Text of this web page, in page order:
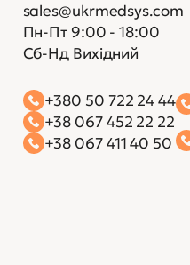
sales@ukrmedsys.com
Пн-Пт 9:00 - 18:00
Сб-Нд Вихідний
+380 50 722 24 44
+38 067 452 22 22
+38 067 411 40 50